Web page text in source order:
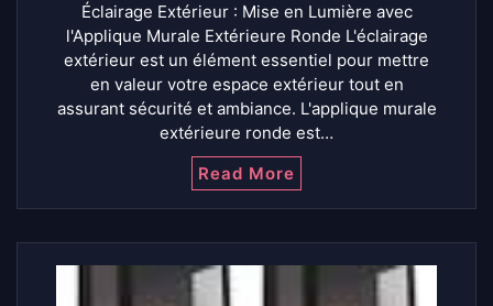
Éclairage Extérieur : Mise en Lumière avec
l'Applique Murale Extérieure Ronde L'éclairage
extérieur est un élément essentiel pour mettre
en valeur votre espace extérieur tout en
assurant sécurité et ambiance. L'applique murale
extérieure ronde est…
Read More